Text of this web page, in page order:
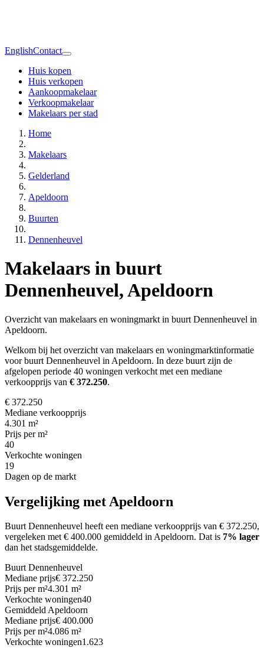
EnglishContact
Huis kopen
Huis verkopen
Aankoopmakelaar
Verkoopmakelaar
Makelaars per stad
Home
Makelaars
Gelderland
Apeldoorn
Buurten
Dennenheuvel
Makelaars in buurt
Dennenheuvel, Apeldoorn
Overzicht van makelaars en woningmarkt in buurt Dennenheuvel in
Apeldoorn.
Welkom bij het overzicht van makelaars en woningmarktinformatie
voor buurt Dennenheuvel in Apeldoorn. In deze buurt zijn de
afgelopen periode 40 woningen verkocht met een mediane
verkoopprijs van € 372.250.
€ 372.250
Mediane verkoopprijs
4.301 m²
Prijs per m²
40
Verkochte woningen
19
Dagen op de markt
Vergelijking met Apeldoorn
Buurt Dennenheuvel heeft een mediane verkoopprijs van € 372.250,
vergeleken met € 400.000 gemiddeld in Apeldoorn. Dat is 7% lager
dan het stadsgemiddelde.
Buurt Dennenheuvel
Mediane prijs€ 372.250
Prijs per m²4.301 m²
Verkochte woningen40
Gemiddeld Apeldoorn
Mediane prijs€ 400.000
Prijs per m²4.086 m²
Verkochte woningen1.623